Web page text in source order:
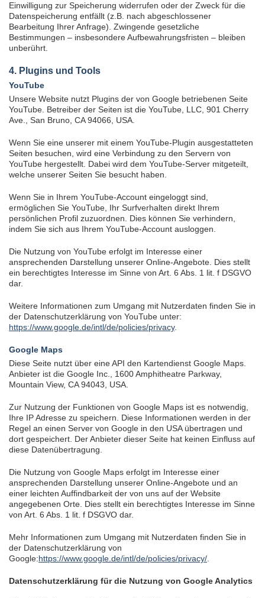
Einwilligung zur Speicherung widerrufen oder der Zweck für die
Datenspeicherung entfällt (z.B. nach abgeschlossener
Bearbeitung Ihrer Anfrage). Zwingende gesetzliche
Bestimmungen – insbesondere Aufbewahrungsfristen – bleiben
unberührt.
4. Plugins und Tools
YouTube
Unsere Website nutzt Plugins der von Google betriebenen Seite
YouTube. Betreiber der Seiten ist die YouTube, LLC, 901 Cherry
Ave., San Bruno, CA 94066, USA.
Wenn Sie eine unserer mit einem YouTube-Plugin ausgestatteten
Seiten besuchen, wird eine Verbindung zu den Servern von
YouTube hergestellt. Dabei wird dem YouTube-Server mitgeteilt,
welche unserer Seiten Sie besucht haben.
Wenn Sie in Ihrem YouTube-Account eingeloggt sind,
ermöglichen Sie YouTube, Ihr Surfverhalten direkt Ihrem
persönlichen Profil zuzuordnen. Dies können Sie verhindern,
indem Sie sich aus Ihrem YouTube-Account ausloggen.
Die Nutzung von YouTube erfolgt im Interesse einer
ansprechenden Darstellung unserer Online-Angebote. Dies stellt
ein berechtigtes Interesse im Sinne von Art. 6 Abs. 1 lit. f DSGVO
dar.
Weitere Informationen zum Umgang mit Nutzerdaten finden Sie in
der Datenschutzerklärung von YouTube unter:
https://www.google.de/intl/de/policies/privacy.
Google Maps
Diese Seite nutzt über eine API den Kartendienst Google Maps.
Anbieter ist die Google Inc., 1600 Amphitheatre Parkway,
Mountain View, CA 94043, USA.
Zur Nutzung der Funktionen von Google Maps ist es notwendig,
Ihre IP Adresse zu speichern. Diese Informationen werden in der
Regel an einen Server von Google in den USA übertragen und
dort gespeichert. Der Anbieter dieser Seite hat keinen Einfluss auf
diese Datenübertragung.
Die Nutzung von Google Maps erfolgt im Interesse einer
ansprechenden Darstellung unserer Online-Angebote und an
einer leichten Auffindbarkeit der von uns auf der Website
angegebenen Orte. Dies stellt ein berechtigtes Interesse im Sinne
von Art. 6 Abs. 1 lit. f DSGVO dar.
Mehr Informationen zum Umgang mit Nutzerdaten finden Sie in
der Datenschutzerklärung von
Google:https://www.google.de/intl/de/policies/privacy/
Datenschutzerklärung für die Nutzung von Google Analytics